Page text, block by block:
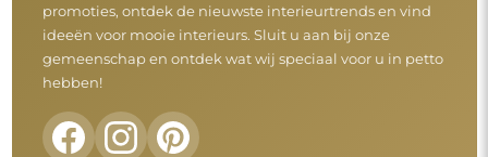
promoties, ontdek de nieuwste interieurtrends en vind
ideeën voor mooie interieurs. Sluit u aan bij onze
gemeenschap en ontdek wat wij speciaal voor u in petto
hebben!